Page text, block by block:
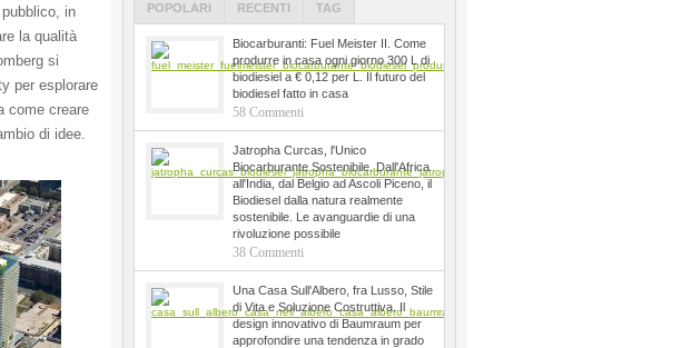
in
la qualità
si
per esplorare
come creare
di idee.
POPOLARI RECENTI TAG
Biocarburanti: Fuel Meister II. Come
produrre in casa ogni giorno 300 L di
biodiesiel a € 0,12 per L. Il futuro del
biodiesel fatto in casa
58 Commenti
Jatropha Curcas, l'Unico
Biocarburante Sostenibile. Dall'Africa
all'India, dal Belgio ad Ascoli Piceno, il
Biodiesel dalla natura realmente
sostenibile. Le avanguardie di una
rivoluzione possibile
38 Commenti
Una Casa Sull'Albero, fra Lusso, Stile
di Vita e Soluzione Costruttiva. Il
design innovativo di Baumraum per
approfondire una tendenza in grado